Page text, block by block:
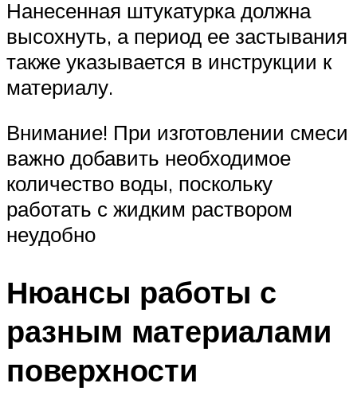
Нанесенная штукатурка должна
высохнуть, а период ее застывания
также указывается в инструкции к
материалу.
Внимание! При изготовлении смеси
важно добавить необходимое
количество воды, поскольку
работать с жидким раствором
неудобно
Нюансы работы с
разным материалами
поверхности